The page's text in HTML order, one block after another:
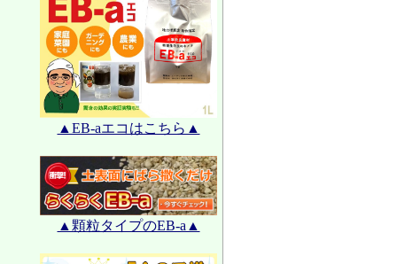
▲EB-aエコはこちら▲
▲顆粒タイプのEB-a▲